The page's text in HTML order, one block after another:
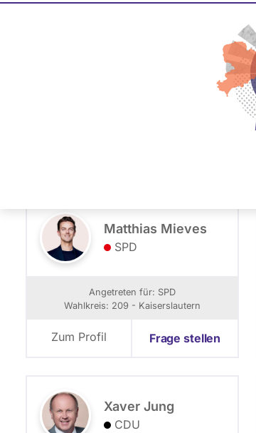
Kandidierende
Matthias Mieves
SPD
Angetreten für: SPD
Wahlkreis: 209 - Kaiserslautern
Zum Profil Frage stellen
Xaver Jung
CDU